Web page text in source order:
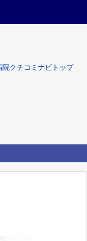
院クチコミナビトップ